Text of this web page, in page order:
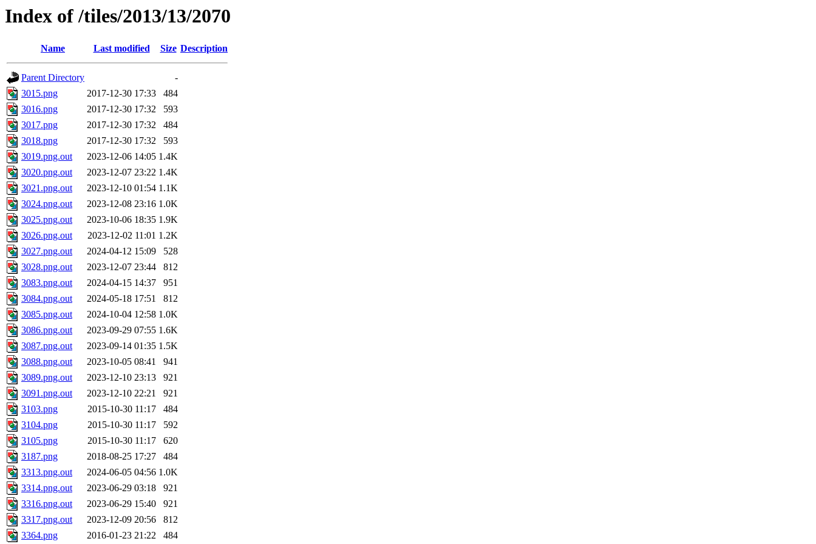
Index of /tiles/2013/13/2070
Name Last modified Size Description
Parent Directory
-
3015.png
2017-12-30 17:33
484
3016.png
2017-12-30 17:32
593
3017.png
2017-12-30 17:32
484
3018.png
2017-12-30 17:32
593
3019.png.out
2023-12-06 14:05 1.4K
3020.png.out
2023-12-07 23:22 1.4K
3021.png.out
2023-12-10 01:54 1.1K
3024.png.out
2023-12-08 23:16 1.0K
3025.png.out
2023-10-06 18:35 1.9K
3026.png.out
2023-12-02 11:01 1.2K
3027.png.out
2024-04-12 15:09
528
3028.png.out
2023-12-07 23:44
812
3083.png.out
2024-04-15 14:37
951
3084.png.out
2024-05-18 17:51
812
3085.png.out
2024-10-04 12:58 1.0K
3086.png.out
2023-09-29 07:55 1.6K
3087.png.out
2023-09-14 01:35 1.5K
3088.png.out
2023-10-05 08:41
941
3089.png.out
2023-12-10 23:13
921
3091.png.out
2023-12-10 22:21
921
3103.png
2015-10-30 11:17
484
3104.png
2015-10-30 11:17
592
3105.png
2015-10-30 11:17
620
3187.png
2018-08-25 17:27
484
3313.png.out
2024-06-05 04:56 1.0K
3314.png.out
2023-06-29 03:18
921
3316.png.out
2023-06-29 15:40
921
3317.png.out
2023-12-09 20:56
812
3364.png
2016-01-23 21:22 484